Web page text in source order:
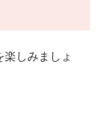
しみましょ